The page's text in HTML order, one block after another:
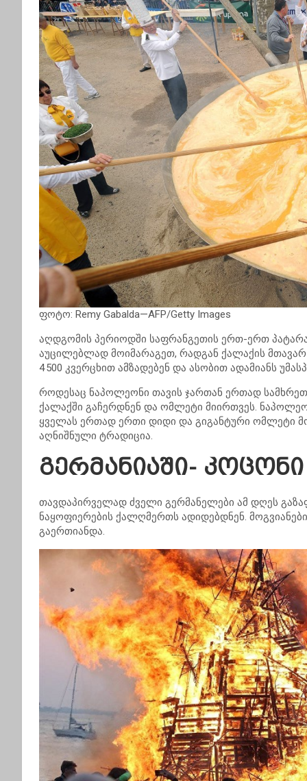
ფოტო: Remy Gabalda—AFP/Getty Images
აღდგომის პერიოდში საფრანგეთის ერთ-ერთ პატარა
აუცილებლად მოიმარაგეთ, რადგან ქალაქის
4 500 კვერცხით ამზადებენ და ასობით ადამიანს
როდესაც ნაპოლეონი თავის ჯართან ერთად
ქალაქში გაჩერდნენ და ომლეტი მიირთვეს.
ყველას ერთად ერთი დიდი და გიგანტური ომლეტი
აღნიშნული ტრადიცია.
გერმანიაში- კოცონი
თავდაპირველად ძველი გერმანელები ამ დღეს
ნაყოფიერების ქალღმერთს ადიდებდნენ.
გაერთიანდა.